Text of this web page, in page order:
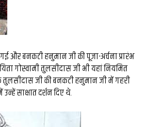
और बनकटी हनुमान जी की पूजा-अर्चना प्रारंभ
गोस्वामी तुलसीदास जी भी यहां नियमित
जी की बनकटी हनुमान जी में गहरी
साक्षात दर्शन दिए थे.